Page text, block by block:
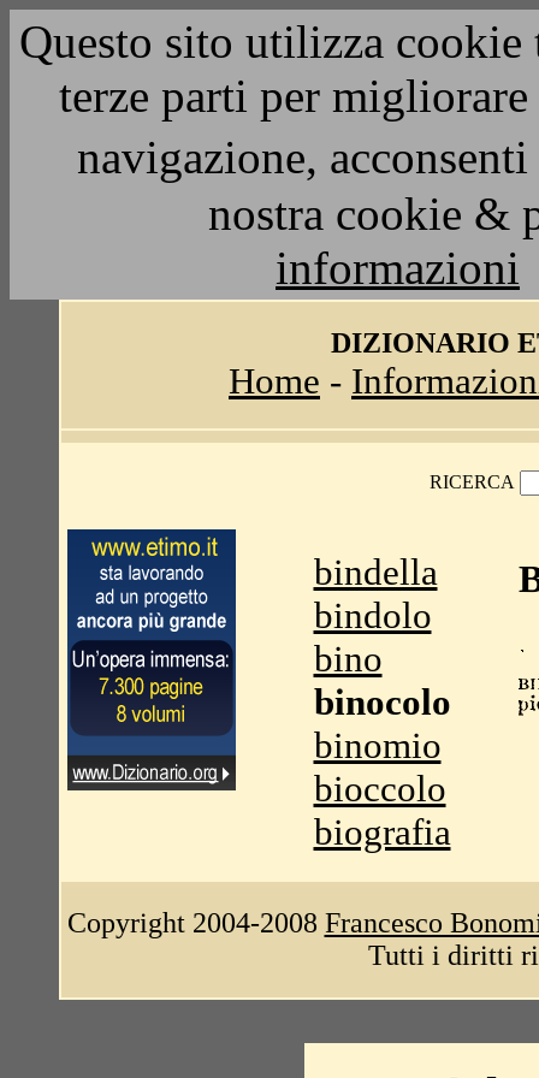
Questo sito utilizza
terze parti per
navigazione,
nostra cookie &
informazioni
DIZIONARIO
Home -
RICERCA
bindella
bindolo
bino
binocolo
binomio
bioccolo
biografia
Copyright 2004-2008 Francesco
Tutti i diritti